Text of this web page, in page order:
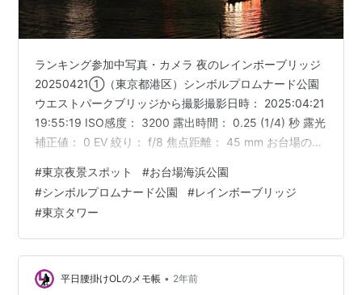
ランキング参加中写真・カメラ 夜のレインボーブリッジ
20250421①（東京都港区）シンボルプロムナード公園
ウエストパークブリッジから撮影撮影日時： 2025:04:21
19:55:19 ISO感度： 3200 露出時間： 0.25 (1/4) 秒 露光
補正値： 0 EV 絞り： f/8 焦点距離： 45 mm お台場の夜
正面に見える、シンボルプロムナード公園のウエストパ
ークブリッジ。 突き当りの展望デッキから真正面にとら
えることができる。 一言でいえば「ベタな風景」だが、
それゆえに休日の夜は人でごった返す有名スポットで、
平日でも人では少な…
#東京夜景スポット #お台場海浜公園
#シンボルプロムナード公園 #レインボーブリッジ
#東京タワー
平日腰掛けOLのメモ帳 • 2年前